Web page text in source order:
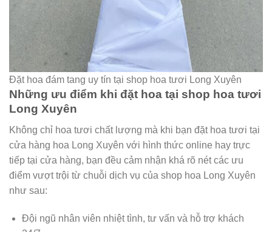
Đặt hoa đám tang uy tín tại shop hoa tươi Long Xuyên
Những ưu điểm khi đặt hoa tại shop hoa tươi
Long Xuyên
Không chỉ hoa tươi chất lượng mà khi bạn đặt hoa tươi tại
cửa hàng hoa Long Xuyên với hình thức online hay trực
tiếp tại cửa hàng, bạn đều cảm nhận khá rõ nét các ưu
điểm vượt trội từ chuỗi dịch vụ của shop hoa Long Xuyên
như sau:
Đội ngũ nhân viên nhiệt tình, tư vấn và hỗ trợ khách